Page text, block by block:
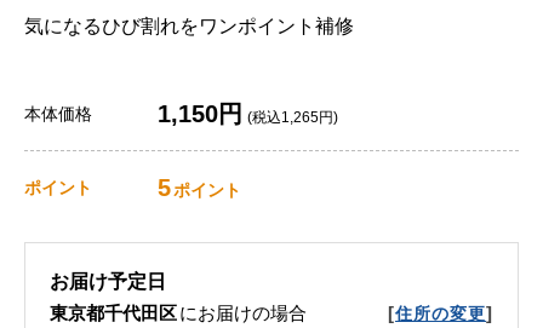
気になるひび割れをワンポイント補修
本体価格 1,150円 (税込1,265円)
ポイント 5ポイント
お届け予定日
東京都千代田区にお届けの場合 [住所の変更]